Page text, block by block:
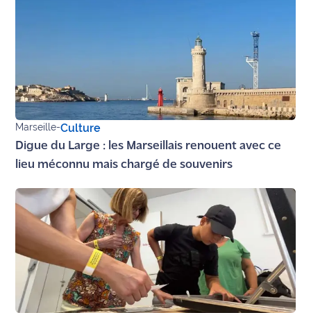
Marseille-Culture
Digue du Large : les Marseillais renouent avec ce
lieu méconnu mais chargé de souvenirs